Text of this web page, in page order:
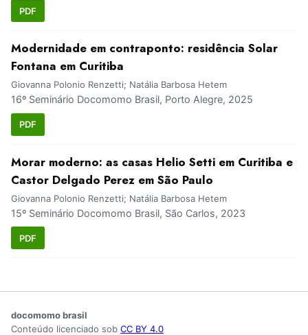
PDF
Modernidade em contraponto: residência Solar
Fontana em Curitiba
Giovanna Polonio Renzetti; Natália Barbosa Hetem
16º Seminário Docomomo Brasil, Porto Alegre, 2025
PDF
Morar moderno: as casas Helio Setti em Curitiba e
Castor Delgado Perez em São Paulo
Giovanna Polonio Renzetti; Natália Barbosa Hetem
15º Seminário Docomomo Brasil, São Carlos, 2023
PDF
docomomo brasil
Conteúdo licenciado sob CC BY 4.0